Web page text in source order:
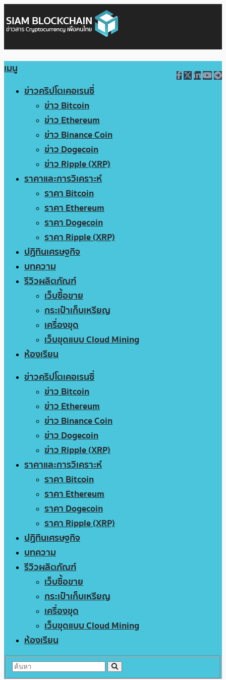
เมนู
ข่าวคริปโตเคอเรนซี่
ข่าว Bitcoin
ข่าว Ethereum
ข่าว Binance Coin
ข่าว Dogecoin
ข่าว Ripple (XRP)
ราคาและการวิเคราะห์
ราคา Bitcoin
ราคา Ethereum
ราคา Dogecoin
ราคา Ripple (XRP)
ปฏิทินเศรษฐกิจ
บทความ
รีวิวผลิตภัณฑ์
เว็บซื้อขาย
กระเป๋าเก็บเหรียญ
เครื่องขุด
เว็บขุดแบบ Cloud Mining
ห้องเรียน
ข่าวคริปโตเคอเรนซี่
ข่าว Bitcoin
ข่าว Ethereum
ข่าว Binance Coin
ข่าว Dogecoin
ข่าว Ripple (XRP)
ราคาและการวิเคราะห์
ราคา Bitcoin
ราคา Ethereum
ราคา Dogecoin
ราคา Ripple (XRP)
ปฏิทินเศรษฐกิจ
บทความ
รีวิวผลิตภัณฑ์
เว็บซื้อขาย
กระเป๋าเก็บเหรียญ
เครื่องขุด
เว็บขุดแบบ Cloud Mining
ห้องเรียน